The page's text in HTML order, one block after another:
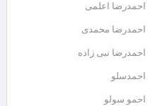
احمدرضا اعلمی
احمدرضا محمدی
احمدرضا نبی زاده
احمدسلو
احمو سولو